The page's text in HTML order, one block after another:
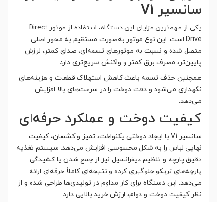
سانسیر V1
یکی از مهم‌ترین مزایای این دستگاه، استفاده از موتور Direct
Drive است. این نوع موتور به‌صورت مستقیم به محور اصلی
متصل شده و نسبت به موتورهای تسمه‌ای، صدای کمتر، لرزش
پایین‌تر، مصرف برق کمتر و واکنش سریع‌تری دارد.
همچنین حذف تسمه باعث کاهش استهلاک قطعات و هزینه‌های
نگهداری می‌شود و دقت دوخت را در سرعت‌های بالا افزایش
می‌دهد.
کیفیت دوخت و عملکرد حرفه‌ای
سانسیر V1 با ایجاد دوختی یکنواخت، تمیز و کشسان، کیفیت
نهایی لباس را به شکل محسوسی افزایش می‌دهد. سیستم تغذیه
دقیق پارچه و تنظیم دیفرانسیل نیز از جمع شدن یا کشیدگی
پارچه‌های تریکو جلوگیری کرده و نتیجه‌ای کاملاً حرفه‌ای ارائه
می‌دهد. این دستگاه برای کار مداوم در تولیدی‌ها طراحی شده و از
نظر کیفیت دوخت و دوام، ارزش خرید بالایی دارد.